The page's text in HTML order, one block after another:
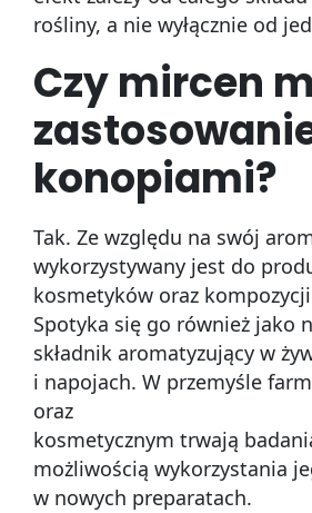
rośliny, a nie wyłącznie od
Czy mircen
konopiami?
Tak. Ze względu na swój
wykorzystywany jest do
kosmetyków oraz
Spotyka się go również jako
składnik aromatyzujący w
i napojach. W przemyśle
oraz
kosmetycznym trwają
możliwością wykorzystania
w nowych preparatach.